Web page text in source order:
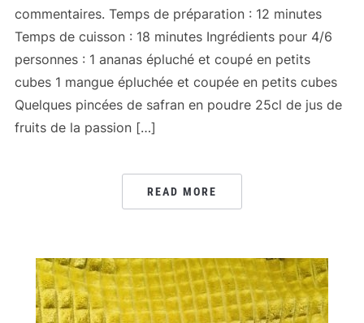
commentaires. Temps de préparation : 12 minutes
Temps de cuisson : 18 minutes Ingrédients pour 4/6
personnes : 1 ananas épluché et coupé en petits
cubes 1 mangue épluchée et coupée en petits cubes
Quelques pincées de safran en poudre 25cl de jus de
fruits de la passion […]
READ MORE